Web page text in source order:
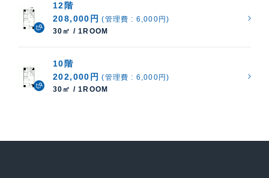
12階
208,000円 (管理費 : 6,000円)
30㎡ / 1ROOM
10階
202,000円 (管理費 : 6,000円)
30㎡ / 1ROOM